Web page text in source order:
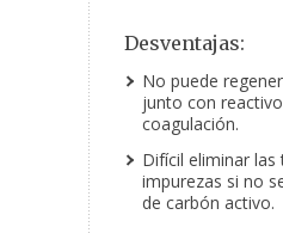
Desventajas:
No puede
junto con
coagulación.
Difícil eliminar las
impurezas si no
de carbón activo.